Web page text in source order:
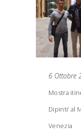
6 Ottobre
Mostra
Dipinti’ al
Venezia